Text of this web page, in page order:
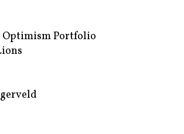
Optimism Portfolio